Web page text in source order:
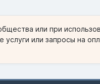
или при
или запросы на